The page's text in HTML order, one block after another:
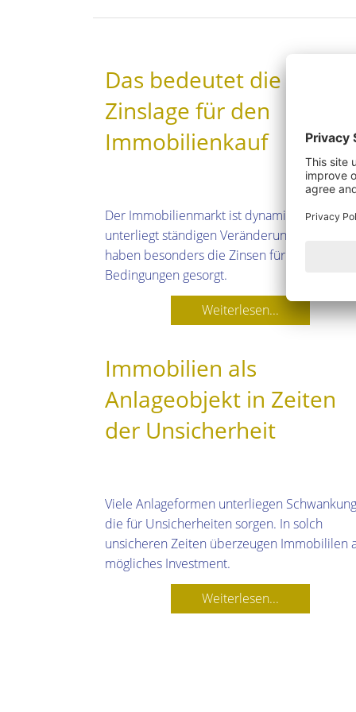
Das bedeutet die aktuelle
Zinslage für den
Immobilienkauf
Der Immobilienmarkt ist dynamisch und
unterliegt ständigen Veränderungen. Zuletzt
haben besonders die Zinsen für neue
Bedingungen gesorgt.
Weiterlesen...
Immobilien als
Anlageobjekt in Zeiten
der Unsicherheit
Viele Anlageformen unterliegen
die für Unsicherheiten sorgen. In solch
unsicheren Zeiten überzeugen Immobililen
mögliches Investment.
Weiterlesen...